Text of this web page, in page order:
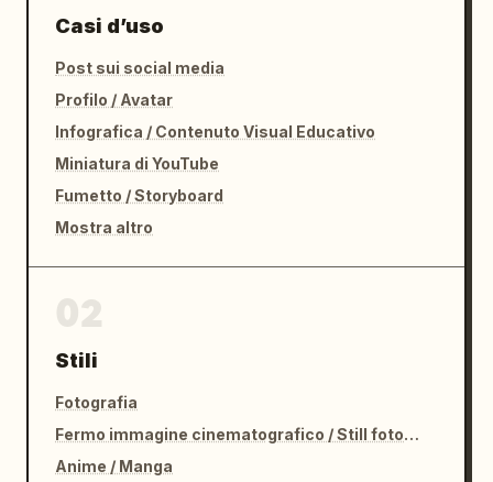
Casi d’uso
Post sui social media
Profilo / Avatar
Infografica / Contenuto Visual Educativo
Miniatura di YouTube
Fumetto / Storyboard
Mostra altro
Stili
Fotografia
Fermo immagine cinematografico / Still fotografico
Anime / Manga